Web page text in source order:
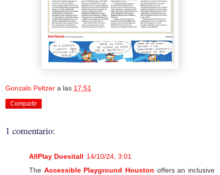
Gonzalo Peltzer a las 17:51
Compartir
1 comentario:
AllPlay Doesitall 14/10/24, 3:01
The Accessible Playground Houston offers an inclusive